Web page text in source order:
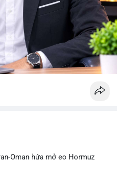
Oman hứa mở eo Hormuz